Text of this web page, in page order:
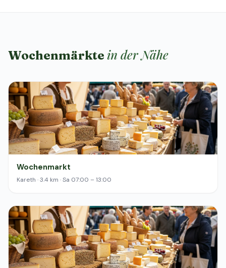
Wochenmärkte in der Nähe
Wochenmarkt
Kareth · 3.4 km · Sa 07:00 – 13:00